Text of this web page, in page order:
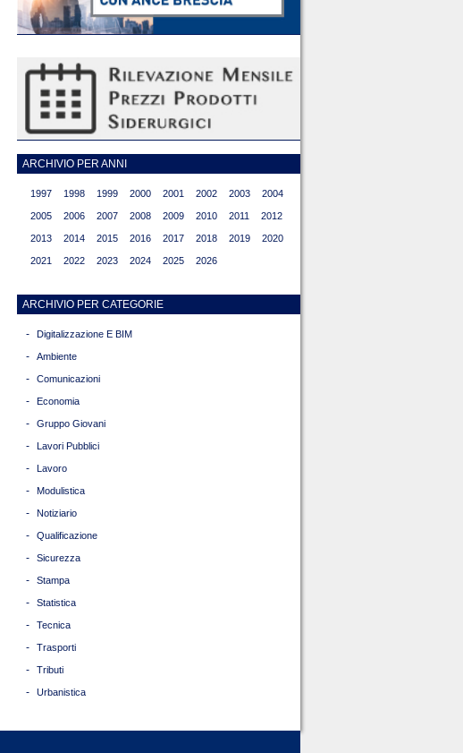
ARCHIVIO PER ANNI
1997 1998 1999 2000 2001 2002 2003 2004
2005 2006 2007 2008 2009 2010 2011 2012
2013 2014 2015 2016 2017 2018 2019 2020
2021 2022 2023 2024 2025 2026
ARCHIVIO PER CATEGORIE
- Digitalizzazione E BIM
- Ambiente
- Comunicazioni
- Economia
- Gruppo Giovani
- Lavori Pubblici
- Lavoro
- Modulistica
- Notiziario
- Qualificazione
- Sicurezza
- Stampa
- Statistica
- Tecnica
- Trasporti
- Tributi
- Urbanistica